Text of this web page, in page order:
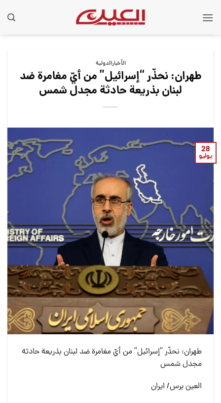
الأخبارالدولية
طهران: نحذّر “إسرائيل” من أيّ مغامرة ضد
لبنان بذريعة حادثة مجدل شمس
28
يوليو
طهران: نحذّر “إسرائيل” من أيّ مغامرة ضد لبنان بذريعة حادثة
مجدل شمس
العين برس/ ايران